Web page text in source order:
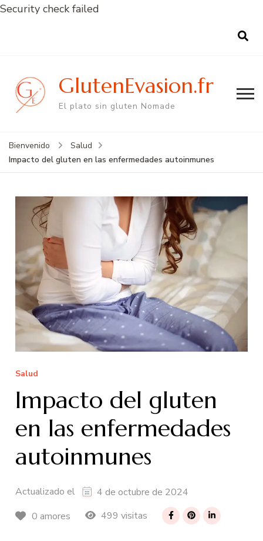
Security check failed
GlutenEvasion.fr
El plato sin gluten Nomade
Bienvenido
Salud
Impacto del gluten en las enfermedades autoinmunes
Salud
Impacto del gluten
en las enfermedades
autoinmunes
Actualizado el
4 de octubre de 2024
0 amores
499 visitas